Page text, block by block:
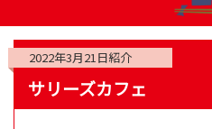
2022年3月21日紹介
サリーズカフェ